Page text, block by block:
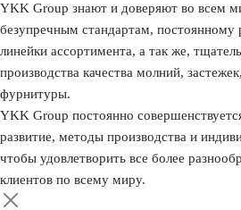
YKK Group знают и доверяют во всем
безупречным стандартам,
линейки ассортимента, а так же,
производства качества молний,
фурнитуры.
YKK Group постоянно
развитие, методы производства и
чтобы удовлетворить все более
клиентов по всему миру.